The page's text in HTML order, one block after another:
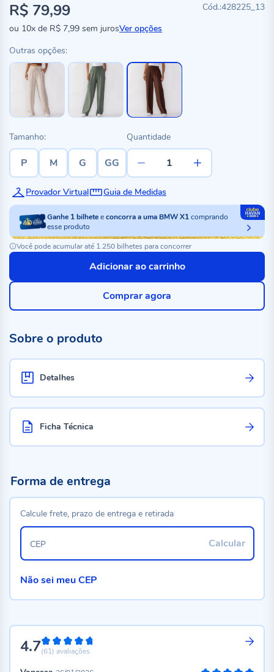
428225_13
R$ 79,99
ou 10x de R$ 7,99 sem jurosVer opções
Outras opções:
Tamanho:
P M G GG
Quantidade
Provador Virtual Guia de Medidas
Ganhe 1bilheteeconcorra a uma BMW X1comprando
esse produto
Você pode acumular até 1.250 bilhetes para concorrer
Adicionar ao carrinho
Comprar agora
Sobre o produto
Detalhes
Ficha Técnica
4.794%
(61) avaliações
Forma de entrega
Calcule frete, prazo de entrega e retirada
Calcular
CEP
Não sei meu CEP